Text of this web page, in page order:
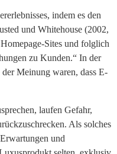
indem es den
und Whitehouse (2002,
Sites und folglich
zu Kunden.“ In der
Meinung waren, dass E-
laufen Gefahr,
Als solches
und